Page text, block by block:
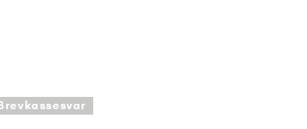
Brevkassesvar